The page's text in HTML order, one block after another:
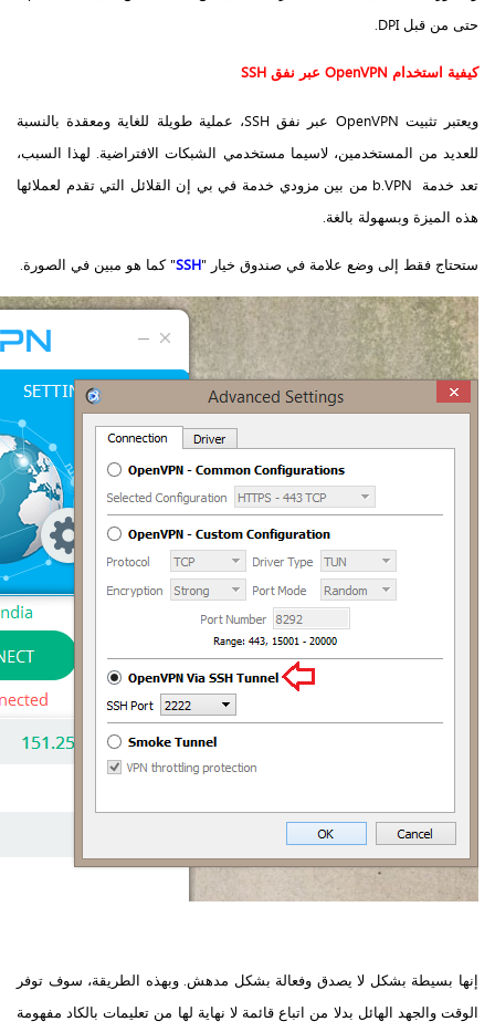
حتى من قبل DPI.
كيفية استخدام OpenVPN عبر نفق SSH
ويعتبر تثبيت OpenVPN عبر نفق SSH، عملية طويلة للغاية ومعقدة بالنسبة
للعديد من المستخدمين، لاسيما مستخدمي الشبكات الافتراضية. لهذا السبب،
تعد خدمة b.VPN من بين مزودي خدمة في بي إن القلائل التي تقدم لعملائها
هذه الميزة وبسهولة بالغة.
ستحتاج فقط إلى وضع علامة في صندوق خيار "SSH" كما هو مبين في الصورة.
إنها بسيطة بشكل لا يصدق وفعالة بشكل مدهش. وبهذه الطريقة، سوف توفر
الوقت والجهد الهائل بدلا من اتباع قائمة لا نهاية لها من تعليمات بالكاد مفهومة